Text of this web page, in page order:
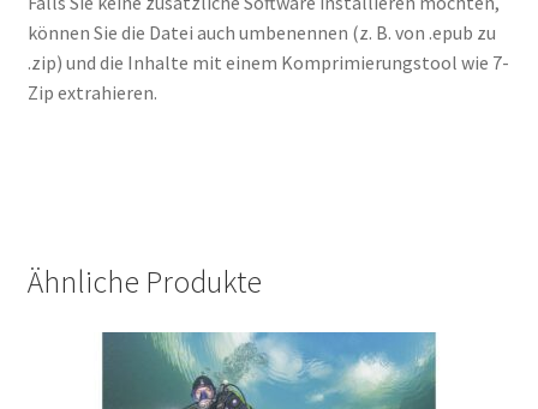
können Sie die Datei auch umbenennen (z. B. von .epub zu
.zip) und die Inhalte mit einem Komprimierungstool wie 7-
Zip extrahieren.
Ähnliche Produkte